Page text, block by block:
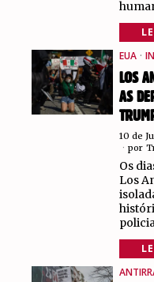
EUA ·
LOS
AS
10 de
por
Os
Los